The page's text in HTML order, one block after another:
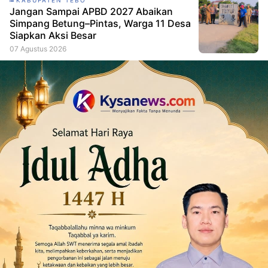
Jangan Sampai APBD 2027 Abaikan
Simpang Betung–Pintas, Warga 11 Desa
Siapkan Aksi Besar
07 Agustus 2026